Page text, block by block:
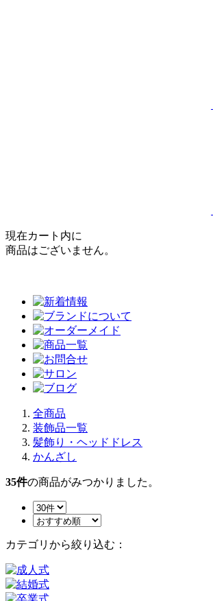
現在カート内に
商品はございません。
全商品
装飾品一覧
髪飾り・ヘッドドレス
かんざし
35件の商品がみつかりました。
カテゴリから絞り込む：